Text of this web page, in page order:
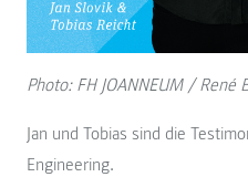
Photo: FH JOANNEUM / René
Jan und Tobias sind die
Engineering.